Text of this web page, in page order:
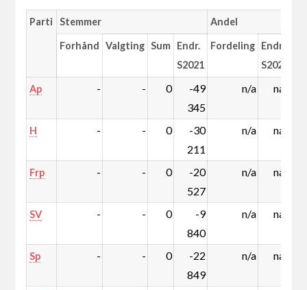
Parti Stemmer Andel
Forhånd Valgting Sum Endr.
S2021
Fordeling Endr.
S2021
Ap - - 0
-49
345
n/a nan
H - - 0
-30
211
n/a nan
Frp - - 0
-20
527
n/a nan
SV - - 0
-9
840
n/a nan
Sp - - 0
-22
849
n/a nan